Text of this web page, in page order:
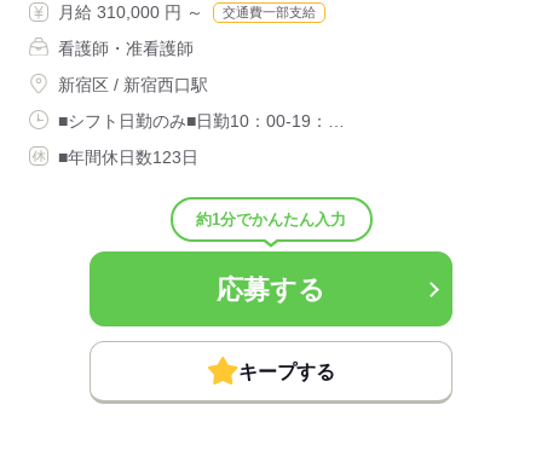
月給 310,000 円 ～ 交通費一部支給
看護師・准看護師
新宿区 / 新宿西口駅
■シフト日勤のみ■日勤10：00-19：…
■年間休日数123日
約1分でかんたん入力
応募する
キープする